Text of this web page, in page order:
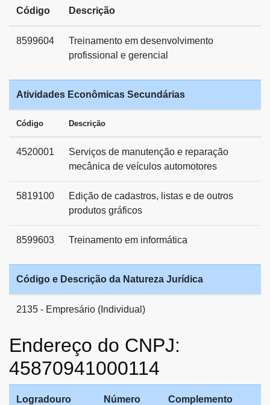
Código Descrição
8599604
Treinamento em desenvolvimento
profissional e gerencial
Atividades Econômicas Secundárias
Código Descrição
4520001
Serviços de manutenção e reparação
mecânica de veículos automotores
5819100
Edição de cadastros, listas e de outros
produtos gráficos
8599603 Treinamento em informática
Código e Descrição da Natureza Jurídica
2135 - Empresário (Individual)
Endereço do CNPJ:
45870941000114
Logradouro Número Complemento